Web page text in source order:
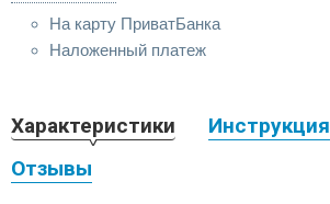
На карту ПриватБанка
Наложенный платеж
Характеристики Инструкция
Отзывы